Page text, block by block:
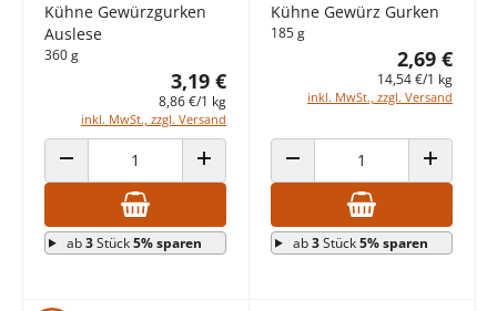
Kühne Gewürzgurken
Auslese
360 g
3,19 €
8,86 €/1 kg
inkl. MwSt., zzgl. Versand
ANZAHL VERRINGERN ANZAHL ERHÖHEN
ab3Stück5% sparen
Kühne Gewürz Gurken
185 g
2,69 €
14,54 €/1 kg
inkl. MwSt., zzgl. Versand
ANZAHL VERRINGERN ANZAHL
ab3Stück5% sparen